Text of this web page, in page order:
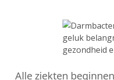
Alle ziekten